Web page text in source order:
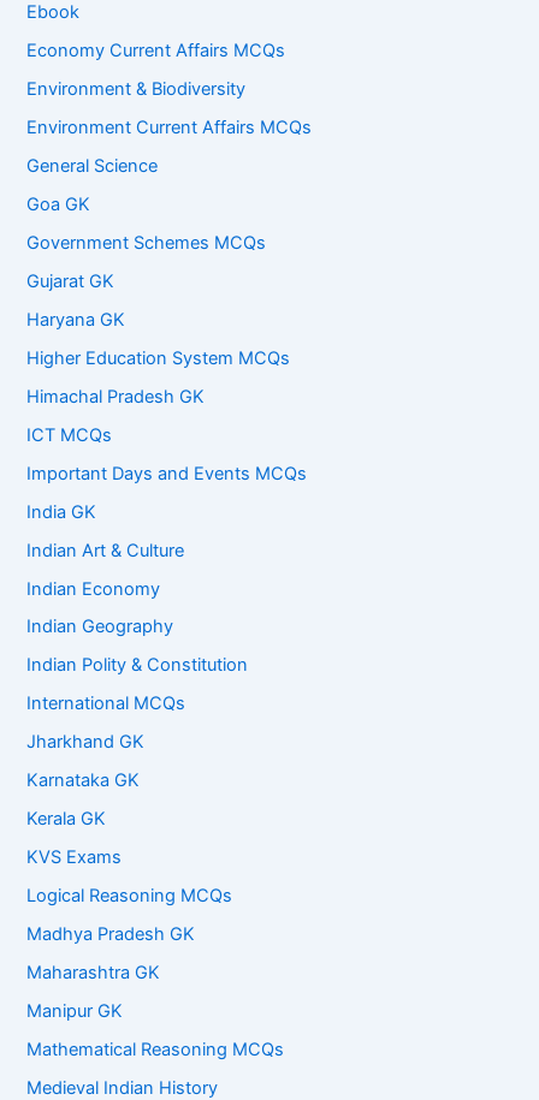
Ebook
Economy Current Affairs MCQs
Environment & Biodiversity
Environment Current Affairs MCQs
General Science
Goa GK
Government Schemes MCQs
Gujarat GK
Haryana GK
Higher Education System MCQs
Himachal Pradesh GK
ICT MCQs
Important Days and Events MCQs
India GK
Indian Art & Culture
Indian Economy
Indian Geography
Indian Polity & Constitution
International MCQs
Jharkhand GK
Karnataka GK
Kerala GK
KVS Exams
Logical Reasoning MCQs
Madhya Pradesh GK
Maharashtra GK
Manipur GK
Mathematical Reasoning MCQs
Medieval Indian History